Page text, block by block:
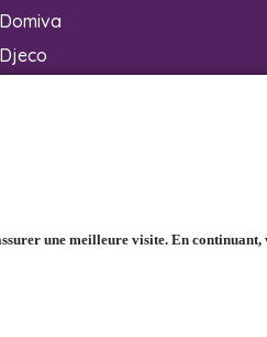
Domiva
Djeco
une meilleure visite. En